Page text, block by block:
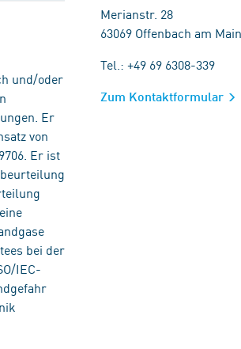
und/oder
Er
von
Er ist
bei der
IEC-
Merianstr. 28
63069 Offenbach am Main
Tel.: +49 69 6308-339
Zum Kontaktformular